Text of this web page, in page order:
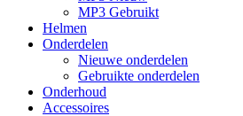
MP3 Gebruikt
Helmen
Onderdelen
Nieuwe onderdelen
Gebruikte onderdelen
Onderhoud
Accessoires